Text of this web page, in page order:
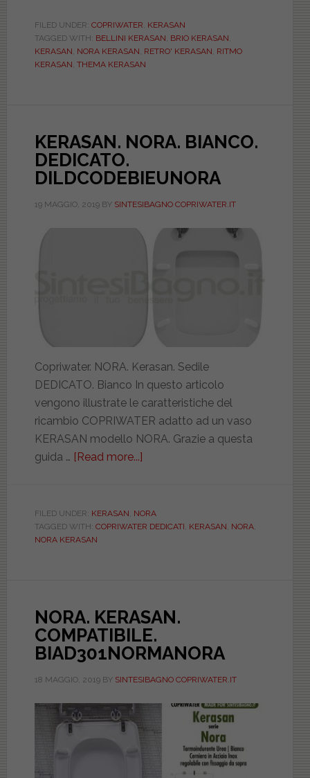
attraversano
tutti
di
le
forme.
FILED UNDER: COPRIWATER KERASAN
TAGGED WITH: BELLINI KERASAN BRIO KERASAN
KERASAN NORA KERASAN RETRO' KERASAN RITMO
KERASAN THEMA KERASAN
KERASAN. NORA. BIANCO.
DEDICATO.
DILDCODEBIEUNORA
19 MAGGIO, 2019BY SINTESIBAGNO COPRIWATER.IT
Copriwater. NORA. Kerasan. Sedile
DEDICATO. Bianco In questo articolo
vengono illustrate le caratteristiche del
ricambio COPRIWATER adatto ad un vaso
KERASAN modello NORA. Grazie a questa
guida … [Read more...]
BIANCO.
DEDICATO.
FILED UNDER: KERASAN, NORA
TAGGED WITH: COPRIWATER DEDICATI, KERASAN, NORA,
NORA KERASAN
NORA. KERASAN.
COMPATIBILE.
BIAD301NORMANORA
18 MAGGIO, 2019BY SINTESIBAGNO COPRIWATER.IT